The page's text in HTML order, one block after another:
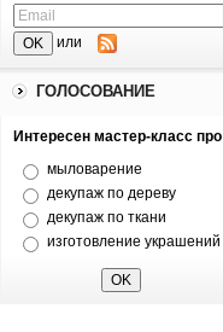
или
ГОЛОСОВАНИЕ
Интересен мастер-класс про
мыловарение
декупаж по дереву
декупаж по ткани
изготовление украшений